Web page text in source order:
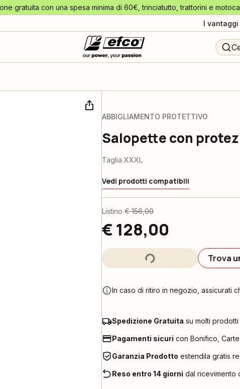
gratuita con una spesa minima di 60€, trinciatutto, trattorini e
I
ABBIGLIAMENTO PROTETTIVO
Salopette con
Taglia XXXL
Vedi prodotti compatibili
Listino € 156,00
€ 128,00
Trova
In caso di ritiro in negozio, assicurati
Spedizione Gratuita su molti
Pagamenti sicuri con Bonifico,
Garanzia Prodotto estendila gratis
Reso entro 14 giorni dal ricevimento